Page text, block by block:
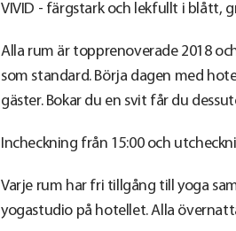
VIVID - färgstark och lekfullt i blått,
Alla rum är topprenoverade 2018
som standard. Börja dagen med
gäster. Bokar du en svit får du
Incheckning från 15:00 och
Varje rum har fri tillgång till yoga
yogastudio på hotellet. Alla